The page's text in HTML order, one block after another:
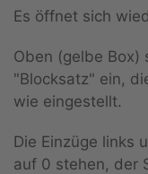
Es öffnet sich
Oben (gelbe Box)
"Blocksatz" ein,
wie eingestellt.
Die Einzüge links
auf 0 stehen, der